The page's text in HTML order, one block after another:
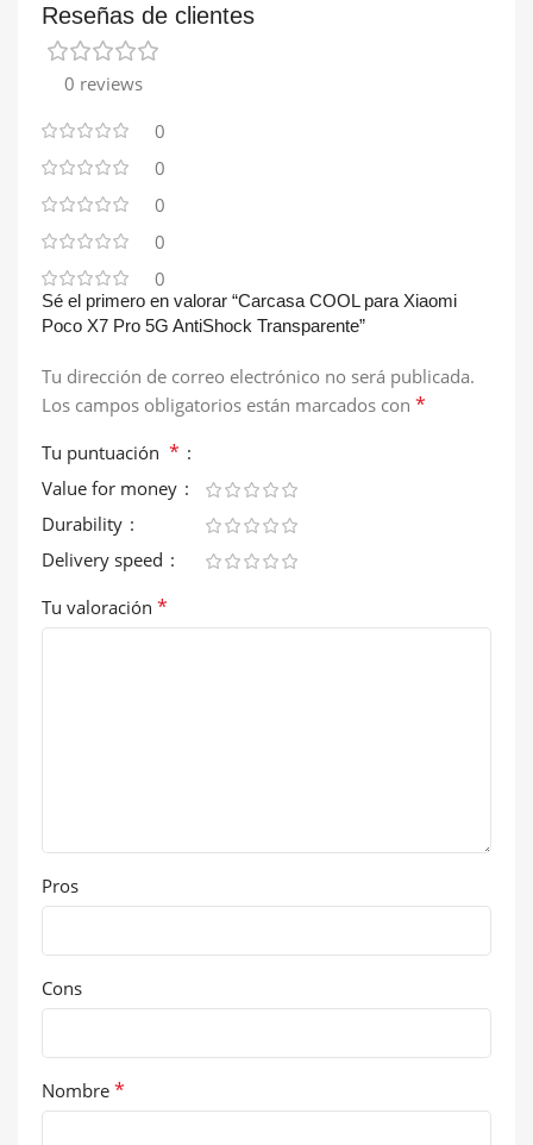
Reseñas de clientes
0 reviews
0
0
0
0
0
Sé el primero en valorar “Carcasa COOL para Xiaomi
Poco X7 Pro 5G AntiShock Transparente”
Tu dirección de correo electrónico no será publicada.
Los campos obligatorios están marcados con *
Tu puntuación *
Value for money
Durability
Delivery speed
Tu valoración *
Pros
Cons
Nombre *